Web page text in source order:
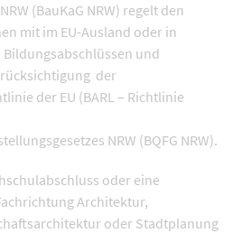
(BauKaG NRW) regelt den
mit im EU-Ausland oder in
und
der
der EU (BARL – Richtlinie
NRW (BQFG NRW).
oder eine
Architektur,
oder Stadtplanung